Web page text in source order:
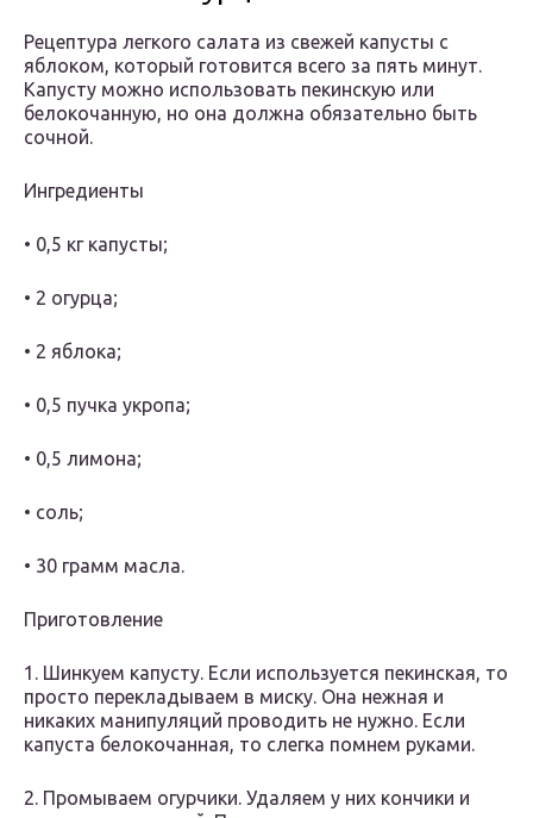
Рецептура легкого салата из свежей капусты с
яблоком, который готовится всего за пять минут.
Капусту можно использовать пекинскую или
белокочанную, но она должна обязательно быть
сочной.
Ингредиенты
• 0,5 кг капусты;
• 2 огурца;
• 2 яблока;
• 0,5 пучка укропа;
• 0,5 лимона;
• соль;
• 30 грамм масла.
Приготовление
1. Шинкуем капусту. Если используется пекинская, то
просто перекладываем в миску. Она нежная и
никаких манипуляций проводить не нужно. Если
капуста белокочанная, то слегка помнем руками.
2. Промываем огурчики. Удаляем у них кончики и